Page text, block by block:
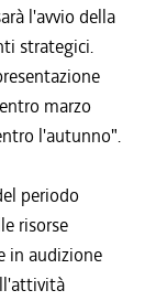
l'avvio della
strategici.
marzo
l'autunno".
periodo
risorse
in audizione